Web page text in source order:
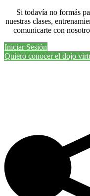
Si todavía no formás
nuestras clases,
comunicarte con
Iniciar Sesión
Quiero conocer el dojo